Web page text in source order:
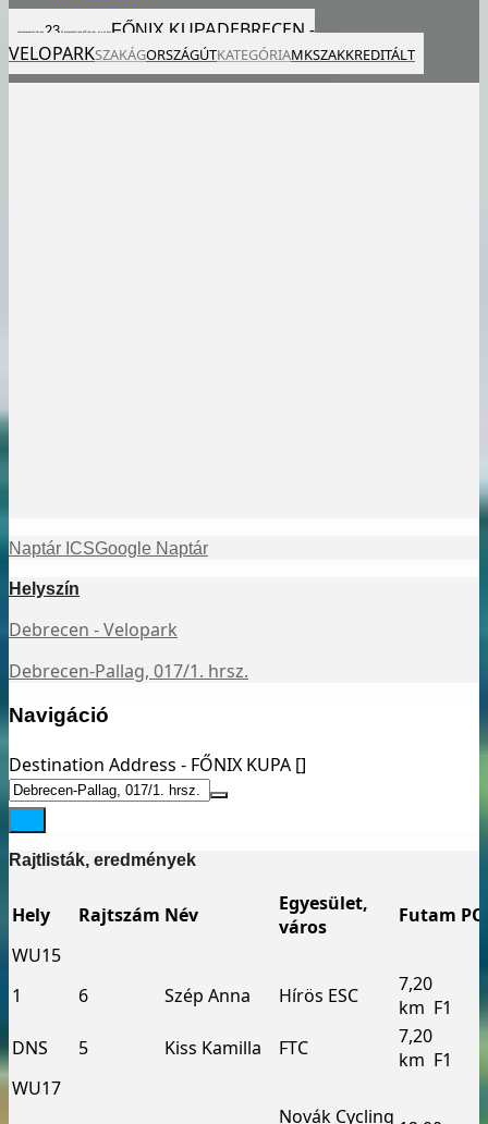
2022SZO 23ÁPREGÉSZ NAPFŐNIX KUPADEBRECEN -
VELOPARKSZAKÁGORSZÁGÚTKATEGÓRIAMKSZAKKREDITÁLT
Naptár ICSGoogle Naptár
Helyszín
Debrecen - Velopark
Debrecen-Pallag, 017/1. hrsz.
Navigáció
Destination Address - FŐNIX KUPA []
Rajtlisták, eredmények
Hely Rajtszám Név
Egyesület,
város
Futam
WU15
1
6 Szép Anna Hírös ESC
7,20
km ­ F1
DNS
5 Kiss Kamilla FTC
7,20
km ­ F1
WU17
Novák Cycling